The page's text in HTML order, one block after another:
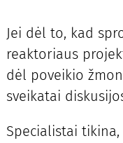
Jei dėl to, kad
reaktoriaus
dėl poveikio
sveikatai
Specialistai